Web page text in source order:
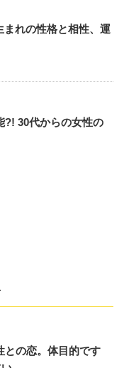
まれの性格と相性、運
?! 30代からの女性の
との恋。体目的です